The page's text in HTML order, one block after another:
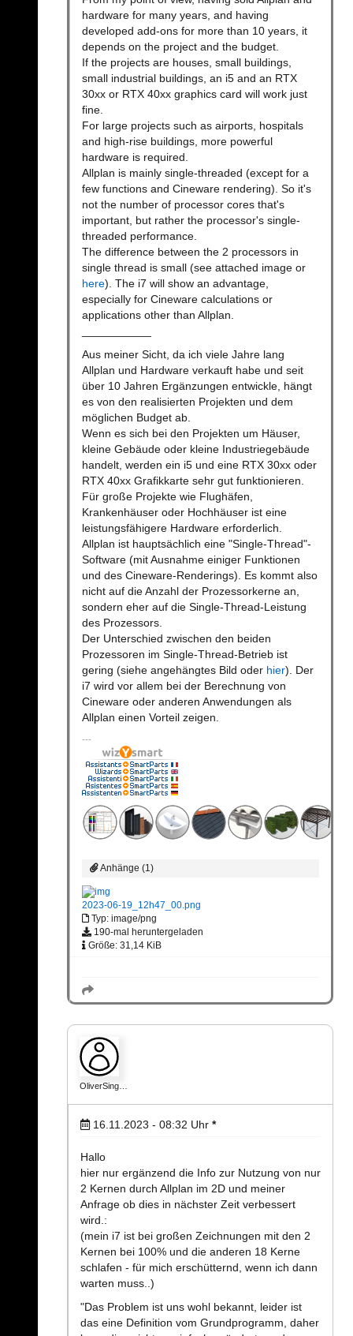
hardware for many years, and having
developed add-ons for more than 10 years, it
depends on the project and the budget.
If the projects are houses, small buildings,
small industrial buildings, an i5 and an RTX
30xx or RTX 40xx graphics card will work just
fine.
For large projects such as airports, hospitals
and high-rise buildings, more powerful
hardware is required.
Allplan is mainly single-threaded (except for a
few functions and Cineware rendering). So it's
not the number of processor cores that's
important, but rather the processor's single-
threaded performance.
The difference between the 2 processors in
single thread is small (see attached image or
here). The i7 will show an advantage,
especially for Cineware calculations or
applications other than Allplan.
Aus meiner Sicht, da ich viele Jahre lang
Allplan und Hardware verkauft habe und seit
über 10 Jahren Ergänzungen entwickle, hängt
es von den realisierten Projekten und dem
möglichen Budget ab.
Wenn es sich bei den Projekten um Häuser,
kleine Gebäude oder kleine Industriegebäude
handelt, werden ein i5 und eine RTX 30xx oder
RTX 40xx Grafikkarte sehr gut funktionieren.
Für große Projekte wie Flughäfen,
Krankenhäuser oder Hochhäuser ist eine
leistungsfähigere Hardware erforderlich.
Allplan ist hauptsächlich eine "Single-Thread"-
Software (mit Ausnahme einiger Funktionen
und des Cineware-Renderings). Es kommt also
nicht auf die Anzahl der Prozessorkerne an,
sondern eher auf die Single-Thread-Leistung
des Prozessors.
Der Unterschied zwischen den beiden
Prozessoren im Single-Thread-Betrieb ist
gering (siehe angehängtes Bild oder hier). Der
i7 wird vor allem bei der Berechnung von
Cineware oder anderen Anwendungen als
Allplan einen Vorteil zeigen.
Anhänge (1)
2023-06-19_12h47_00.png
Typ: image/png
190-mal heruntergeladen
Größe: 31,14 KiB
OliverSing…
16.11.2023 - 08:32 Uhr *
Hallo
hier nur ergänzend die Info zur Nutzung von nur
2 Kernen durch Allplan im 2D und meiner
Anfrage ob dies in nächster Zeit verbessert
wird.:
(mein i7 ist bei großen Zeichnungen mit den 2
Kernen bei 100% und die anderen 18 Kerne
schlafen - für mich erschütternd, wenn ich dann
warten muss..)
"Das Problem ist uns wohl bekannt, leider ist
das eine Definition vom Grundprogramm, daher